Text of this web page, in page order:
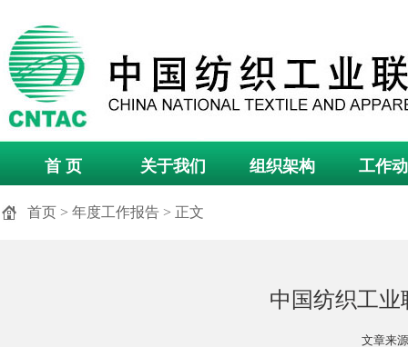
首 页 关于我们 组织架构 工作
首页 > 年度工作报告 > 正文
中国纺织工业
文章来